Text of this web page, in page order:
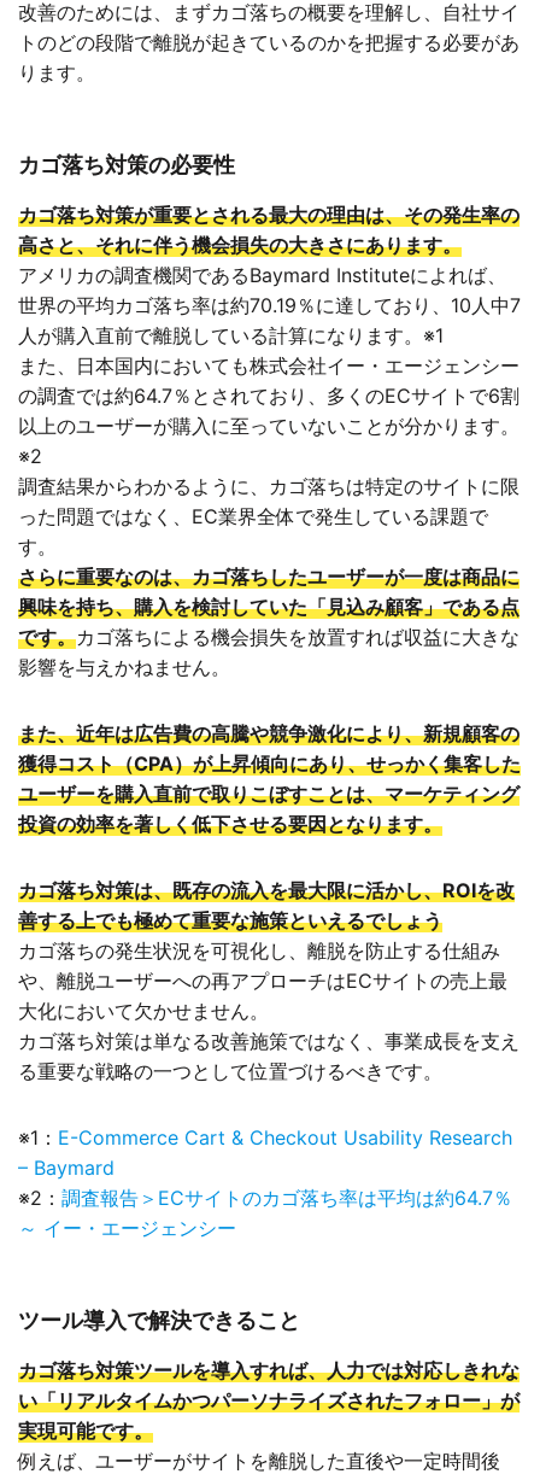
改善のためには、まずカゴ落ちの概要を理解し、自社サイ
トのどの段階で離脱が起きているのかを把握する必要があ
ります。
カゴ落ち対策の必要性
カゴ落ち対策が重要とされる最大の理由は、その発生率の
高さと、それに伴う機会損失の大きさにあります。
アメリカの調査機関であるBaymard Instituteによれば、
世界の平均カゴ落ち率は約70.19％に達しており、10人中7
人が購入直前で離脱している計算になります。※1
また、日本国内においても株式会社イー・エージェンシー
の調査では約64.7％とされており、多くのECサイトで6割
以上のユーザーが購入に至っていないことが分かります。
※2
調査結果からわかるように、カゴ落ちは特定のサイトに限
った問題ではなく、EC業界全体で発生している課題で
す。
さらに重要なのは、カゴ落ちしたユーザーが一度は商品に
興味を持ち、購入を検討していた「見込み顧客」である点
です。カゴ落ちによる機会損失を放置すれば収益に大きな
影響を与えかねません。
また、近年は広告費の高騰や競争激化により、新規顧客の
獲得コスト（CPA）が上昇傾向にあり、せっかく集客した
ユーザーを購入直前で取りこぼすことは、マーケティング
投資の効率を著しく低下させる要因となります。
カゴ落ち対策は、既存の流入を最大限に活かし、ROIを改
善する上でも極めて重要な施策といえるでしょう
カゴ落ちの発生状況を可視化し、離脱を防止する仕組み
や、離脱ユーザーへの再アプローチはECサイトの売上最
大化において欠かせません。
カゴ落ち対策は単なる改善施策ではなく、事業成長を支え
る重要な戦略の一つとして位置づけるべきです。
※1： E-Commerce Cart & Checkout Usability Research
– Baymard
※2： 調査報告＞ECサイトのカゴ落ち率は平均は約64.7％
～ イー・エージェンシー
ツール導入で解決できること
カゴ落ち対策ツールを導入すれば、人力では対応しきれな
い「リアルタイムかつパーソナライズされたフォロー」が
実現可能です。
例えば、ユーザーがサイトを離脱した直後や一定時間後